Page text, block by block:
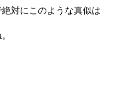
対にこのような真似は